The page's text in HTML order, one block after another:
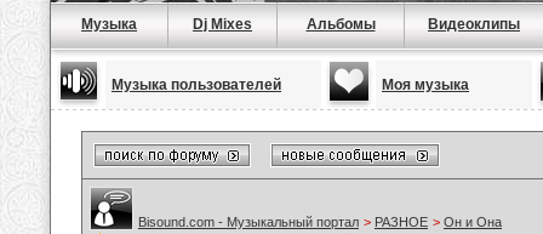
Музыка Dj Mixes Альбомы Видеоклипы
Музыка пользователей Моя музыка
Bisound.com - Музыкальный портал > РАЗНОЕ > Он и Она